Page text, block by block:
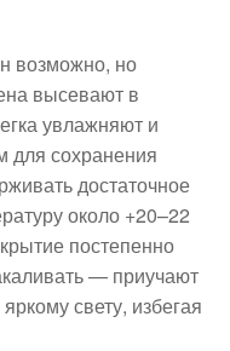
возможно, но
высевают в
увлажняют и
для сохранения
достаточное
около +20–22
постепенно
— приучают
свету, избегая